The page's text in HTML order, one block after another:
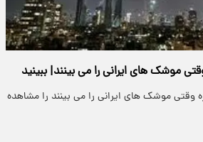
موشک های ایرانی را می بینند| ببینید
وقتی موشک های ایرانی را می بینند را مشاهده